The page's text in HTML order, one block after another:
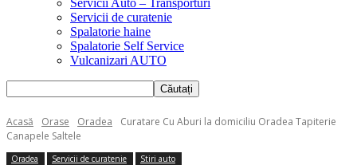
Servicii Auto – Transporturi
Servicii de curatenie
Spalatorie haine
Spalatorie Self Service
Vulcanizari AUTO
Acasă Orase Oradea
Curatare Cu Aburi la domiciliu Oradea Tapiterie
Canapele Saltele
Oradea Servicii de curatenie Stiri auto